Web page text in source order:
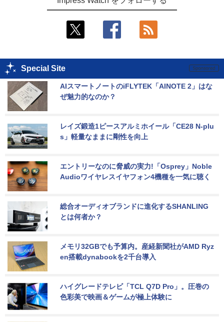
Special Site
AIスマートノートのiFLYTEK「AINOTE 2」はな
ぜ魅力的なのか？
レイズ鍛造1ピースアルミホイール「CE28 N-plu
s」軽量なままに剛性を向上
エントリーなのに脅威の実力!「Osprey」Noble
Audioワイヤレスイヤフォン4機種を一気に聴く
総合オーディオブランドに進化するSHANLING
とは何者か？
メモリ32GBでも予算内。産経新聞社がAMD Ryz
en搭載dynabookを2千台導入
ハイグレードテレビ「TCL Q7D Pro」。圧巻の
色彩美で映画＆ゲームが極上体験に